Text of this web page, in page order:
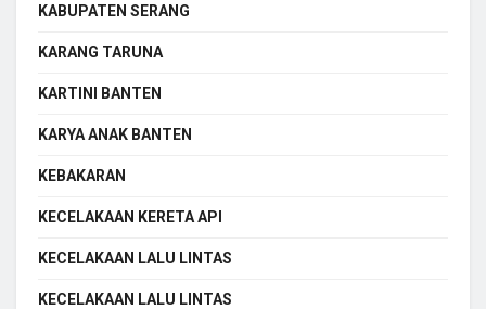
KABUPATEN SERANG
KARANG TARUNA
KARTINI BANTEN
KARYA ANAK BANTEN
KEBAKARAN
KECELAKAAN KERETA API
KECELAKAAN LALU LINTAS
KECELAKAAN LALU LINTAS